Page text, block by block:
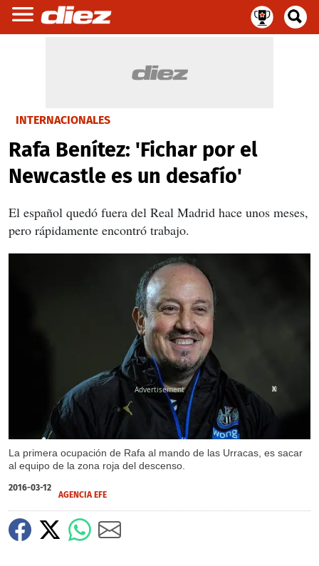
INTERNACIONALES
Rafa Benítez: 'Fichar por el
Newcastle es un desafío'
El español quedó fuera del Real Madrid hace unos meses,
pero rápidamente encontró trabajo.
La primera ocupación de Rafa al mando de las Urracas, es sacar
al equipo de la zona roja del descenso.
X
2016-03-12
AGENCIA EFE